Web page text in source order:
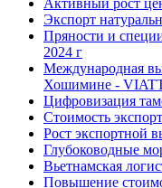
Экспорт
Пряности и
2024 г
Международная
Хошимине -
Цифровизация
Стоимость
Рост экспортной
Глубоководные
Вьетнамская
Повышение